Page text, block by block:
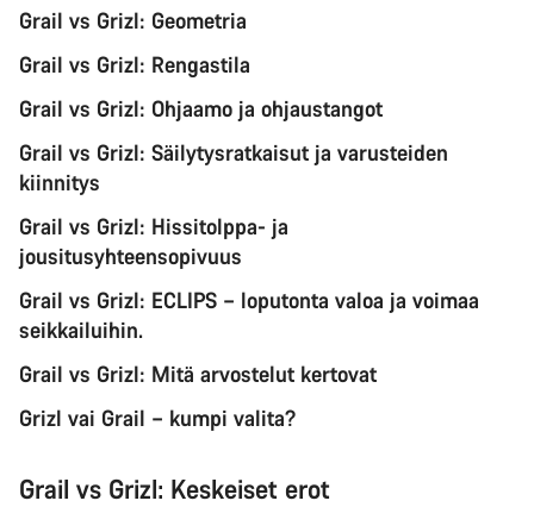
Grail vs Grizl: Geometria
Grail vs Grizl: Rengastila
Grail vs Grizl: Ohjaamo ja ohjaustangot
Grail vs Grizl: Säilytysratkaisut ja varusteiden
kiinnitys
Grail vs Grizl: Hissitolppa- ja
jousitusyhteensopivuus
Grail vs Grizl: ECLIPS – loputonta valoa ja voimaa
seikkailuihin.
Grail vs Grizl: Mitä arvostelut kertovat
Grizl vai Grail – kumpi valita?
Grail vs Grizl: Keskeiset erot